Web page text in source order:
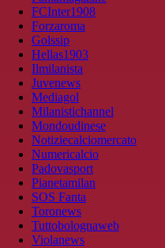
FCInter1908
Forzaroma
Golssip
Hellas1903
Ilmilanista
Juvenews
Mediagol
Milanistichannel
Mondoudinese
Notiziecalciomercato
Numericalcio
Padovasport
Pianetamilan
SOS Fanta
Toronews
Tuttobolognaweb
Violanews